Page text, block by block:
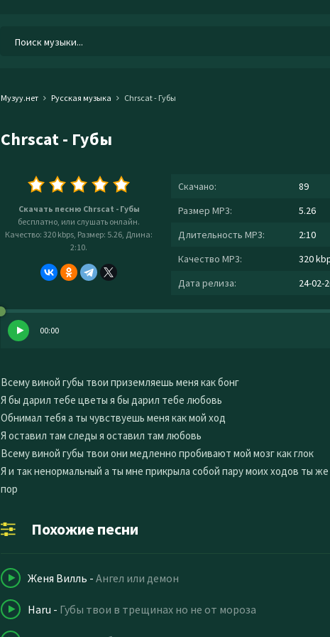
Музуу.нет Русская музыка Chrscat - Губы
Chrscat - Губы
Скачать песню Chrscat - Губы
бесплатно, или слушать онлайн.
Качество: 320 kbps, Размер: 5.26, Длина:
2:10.
Скачано:
89
Размер MP3:
5.26
Длительность MP3:
2:10
Качество MP3:
320
Дата релиза:
24-02-
00:00
Всему виной губы твои приземляешь меня как бонг
Я бы дарил тебе цветы я бы дарил тебе любовь
Обнимал тебя а ты чувствуешь меня как мой ход
Я оставил там следы я оставил там любовь
Всему виной губы твои они медленно пробивают мой мозг как глок
Я и так ненормальный а ты мне прикрыла собой пару моих ходов ты
пор
Похожие песни
Женя Вилль - Ангел или демон
Haru - Губы твои в трещинах но не от мороза